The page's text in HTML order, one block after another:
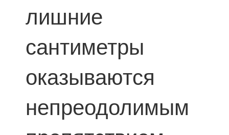
лишние
сантиметры
оказываются
непреодолимым